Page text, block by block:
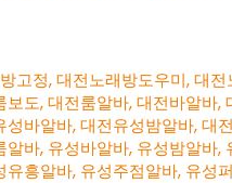
고정,대전노래방도우미,대전
보도,대전룸알바,대전바알바,
성바알바,대전유성밤알바,대
알바, 유성바알바, 유성밤알바,
유흥알바, 유성주점알바, 유성